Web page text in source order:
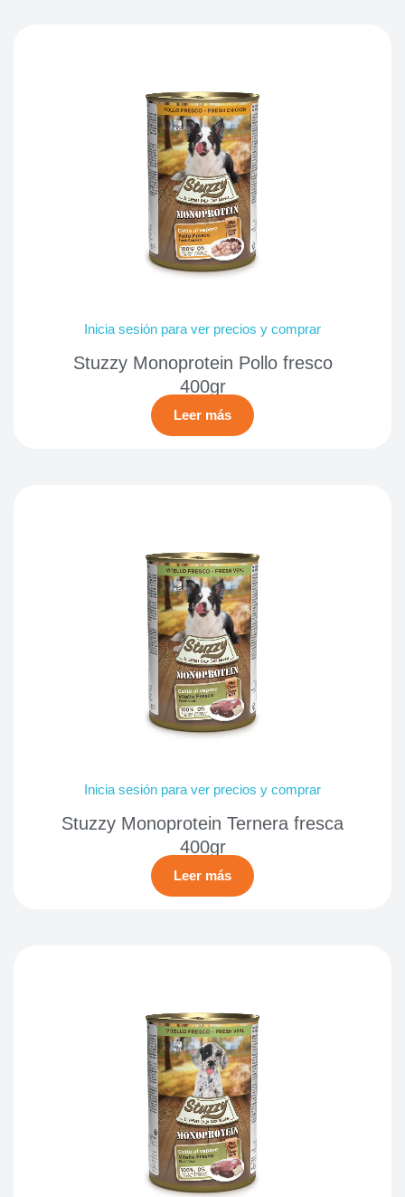
Inicia sesión para ver precios y comprar
Stuzzy Monoprotein Pollo fresco
400gr
Leer más
Inicia sesión para ver precios y comprar
Stuzzy Monoprotein Ternera fresca
400gr
Leer más